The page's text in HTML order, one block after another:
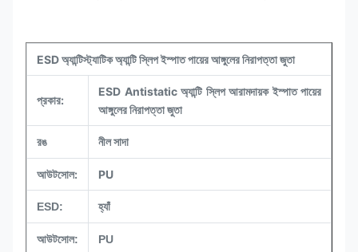
ESD অ্যান্টিস্ট্যাটিক অ্যান্টি স্লিপ ইস্পাত পায়ের আঙ্গুলের নিরাপত্তা জুতা
প্রকার:
ESD Antistatic অ্যান্টি স্লিপ আরামদায়ক ইস্পাত পায়ের
আঙ্গুলের নিরাপত্তা জুতা
রঙ নীল সাদা
আউটসোল: PU
ESD: হ্যাঁ
আউটসোল: PU